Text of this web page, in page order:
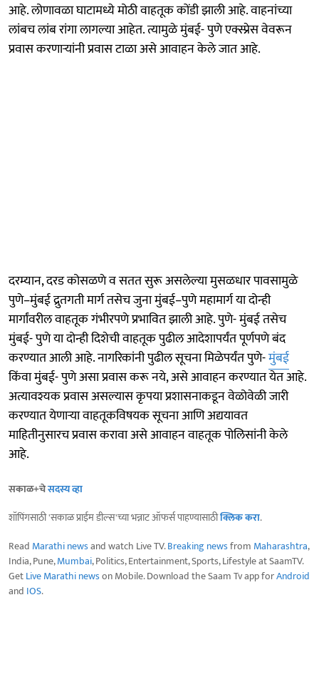
आहे. लोणावळा घाटामध्ये मोठी वाहतूक कोंडी झाली आहे. वाहनांच्या
लांबच लांब रांगा लागल्या आहेत. त्यामुळे मुंबई- पुणे एक्स्प्रेस वेवरून
प्रवास करणाऱ्यांनी प्रवास टाळा असे आवाहन केले जात आहे.
दरम्यान, दरड कोसळणे व सतत सुरू असलेल्या मुसळधार पावसामुळे
पुणे–मुंबई द्रुतगती मार्ग तसेच जुना मुंबई–पुणे महामार्ग या दोन्ही
मार्गांवरील वाहतूक गंभीरपणे प्रभावित झाली आहे. पुणे- मुंबई तसेच
मुंबई- पुणे या दोन्ही दिशेची वाहतूक पुढील आदेशापर्यंत पूर्णपणे बंद
करण्यात आली आहे. नागरिकांनी पुढील सूचना मिळेपर्यंत पुणे-मुंबई
किंवा मुंबई- पुणे असा प्रवास करू नये, असे आवाहन करण्यात येत आहे.
अत्यावश्यक प्रवास असल्यास कृपया प्रशासनाकडून वेळोवेळी जारी
करण्यात येणाऱ्या वाहतूकविषयक सूचना आणि अद्ययावत
माहितीनुसारच प्रवास करावा असे आवाहन वाहतूक पोलिसांनी केले
आहे.
सकाळ+चेसदस्य व्हा
शॉपिंगसाठी 'सकाळ प्राईम डील्स'च्या भन्नाट ऑफर्स पाहण्यासाठीक्लिक करा.
Read Marathi newsand watch Live TV.Breaking newsfrom Maharashtra,
India, Pune,Mumbai, Politics, Entertainment, Sports, Lifestyle at SaamTV.
GetLive Marathi newson Mobile. Download the Saam Tv app forAndroid
and IOS.